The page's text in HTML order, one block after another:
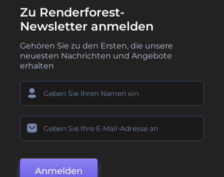
Zu Renderforest-
Newsletter anmelden
Gehören Sie zu den Ersten, die unsere
neuesten Nachrichten und Angebote
erhalten
Anmelden